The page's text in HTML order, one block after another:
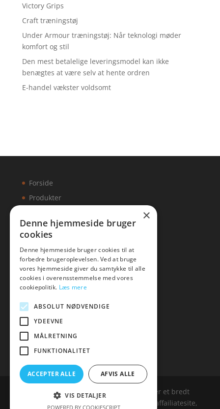
Victory Grips
Craft træningstøj
Under Armour træningstøj: Når teknologi møder
komfort og stil
Den mest betalelige leveringsmodel kan ikke
benægtes at være selv at hente ordren
E-handel vækster voldsomt
Forside
Produkter
Artikler
Malawigruppen
Mail:hej@malawigruppen.dk
Malawigruppen.dk er siden, der samler et bredt
udvalg af spændende varer. Siden er et affailiatesite,
×
Denne hjemmeside bruger
cookies
Denne hjemmeside bruger cookies til at
forbedre brugeroplevelsen. Ved at bruge
vores hjemmeside giver du samtykke til alle
cookies i overensstemmelse med vores
cookiepolitik. Læs mere
ABSOLUT NØDVENDIGE
YDEEVNE
MÅLRETNING
FUNKTIONALITET
ACCEPTER ALLE AFVIS ALLE
VIS DETALJER
POWERED BY COOKIESCRIPT